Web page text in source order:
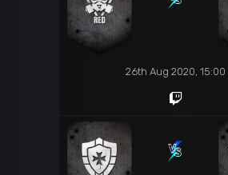
26th Aug 2020, 15:00